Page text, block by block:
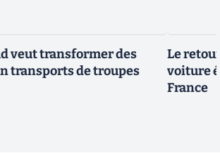
veut transformer des
transports de troupes
Le
voiture
France